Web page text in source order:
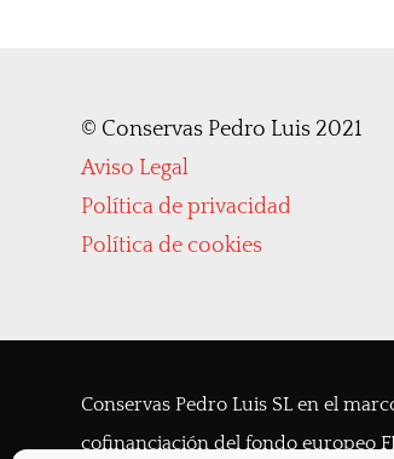
© Conservas Pedro Luis 2021
Aviso Legal
Política de privacidad
Política de cookies
Conservas Pedro Luis SL en el
cofinanciación del fondo europeo